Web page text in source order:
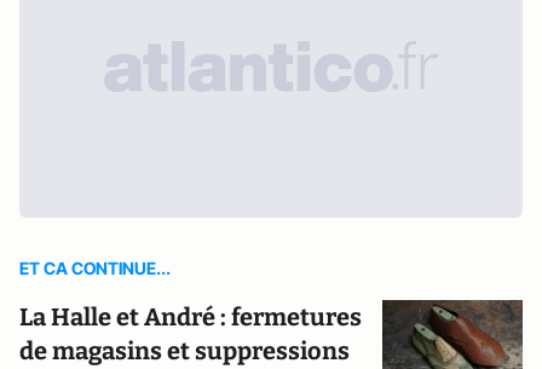
ET CA CONTINUE...
La Halle et André : fermetures
de magasins et suppressions